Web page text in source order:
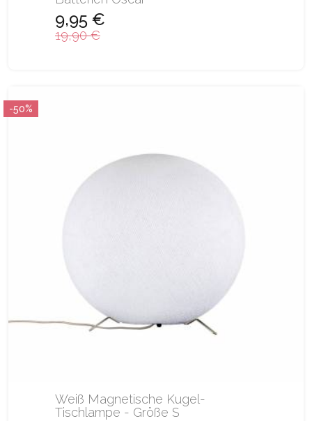
9,95 €
19,90 €
-50%
Weiß Magnetische Kugel-
Tischlampe - Größe S